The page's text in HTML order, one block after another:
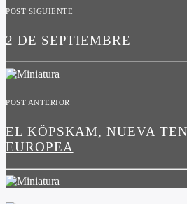
POST SIGUIENTE
2 DE SEPTIEMBRE
POST ANTERIOR
EL KÖPSKAM, NUEVA
EUROPEA